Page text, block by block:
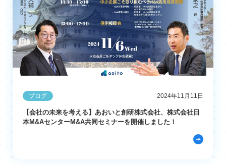
ブログ 2024年11月11日
【会社の未来を考える】あおいと創研株式会社、株式会社日
本M&AセンターM&A共同セミナーを開催しました！